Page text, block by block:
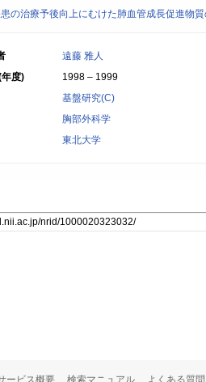
の治療予後向上にむけた肺血管成長促進物
遠藤 雅人
度)
1998 – 1999
基盤研究(C)
胸部外科学
東北大学
ービス概要 検索マニュアル よくある質問